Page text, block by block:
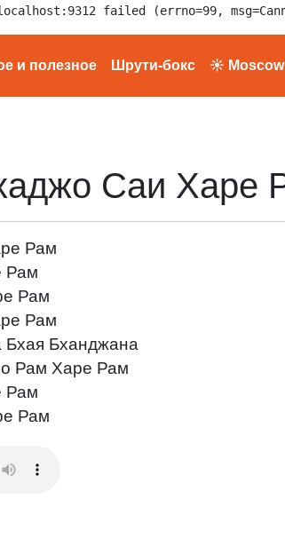
failed (errno=99,
и полезное Шрути-бокс ☀
Саи Харе
Рам
Рам
Рам
Рам
Бханджана
Рам Харе Рам
Рам
Рам